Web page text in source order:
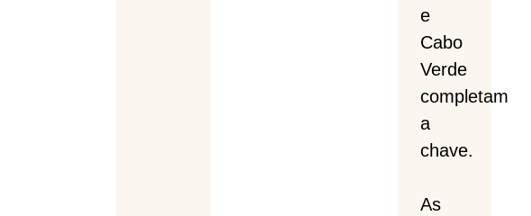
e
Cabo
Verde
completam
a
chave.
As